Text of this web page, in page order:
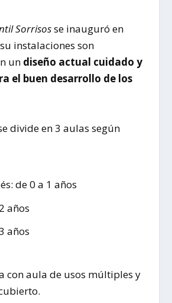
Sorrisosse inauguró en
instalaciones son
un diseño actual cuidado y
el buen desarrollo de los
divide en 3 aulas según
de 0 a 1 años
años
años
con aula de usos múltiples y